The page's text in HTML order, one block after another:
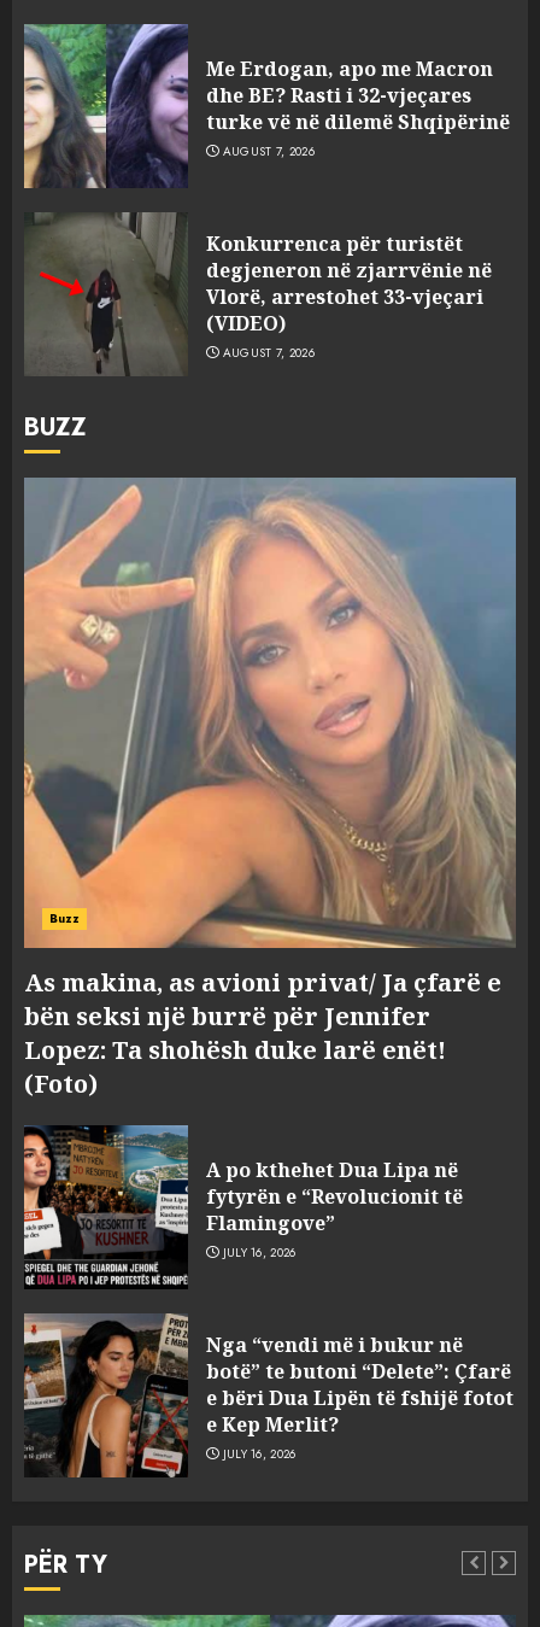
Me Erdogan, apo me Macron
dhe BE? Rasti i 32-vjeçares
turke vë në dilemë Shqipërinë
AUGUST 7, 2026
Konkurrenca për turistët
degjeneron në zjarrvënie në
Vlorë, arrestohet 33-vjeçari
(VIDEO)
AUGUST 7, 2026
BUZZ
Buzz
As makina, as avioni privat/ Ja çfarë e
bën seksi një burrë për Jennifer
Lopez: Ta shohësh duke larë enët!
(Foto)
A po kthehet Dua Lipa në
fytyrën e “Revolucionit të
Flamingove”
JULY 16, 2026
Nga “vendi më i bukur në
botë” te butoni “Delete”: Çfarë
e bëri Dua Lipën të fshijë fotot
e Kep Merlit?
JULY 16, 2026
PËR TY
3
degjeneron në zjarrvënie në
Vlorë, arrestohet 33-vjeçari
(VIDEO)
4
parcelat me kanabis të
komshiut, denoncuesit i
gjenden 150 rrënjë bimë
narkotike!
AUGUST 7, 2026
shpëtonte së kaluarës së tij,
AUGUST 7, 2026